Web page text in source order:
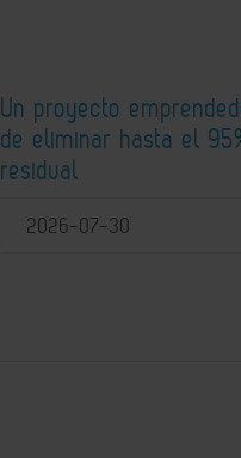
Un proyecto
de eliminar hasta el
residual
2026-07-30